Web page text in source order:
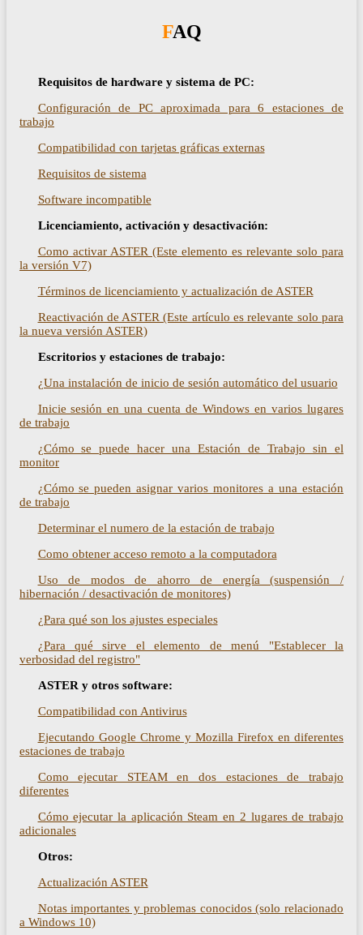
FAQ
Requisitos de hardware y sistema de PC:
Configuración de PC aproximada para 6 estaciones de
trabajo
Compatibilidad con tarjetas gráficas externas
Requisitos de sistema
Software incompatible
Licenciamiento, activación y desactivación:
Como activar ASTER (Este elemento es relevante solo para
la versión V7)
Términos de licenciamiento y actualización de ASTER
Reactivación de ASTER (Este artículo es relevante solo para
la nueva versión ASTER)
Escritorios y estaciones de trabajo:
¿Una instalación de inicio de sesión automático del usuario
Inicie sesión en una cuenta de Windows en varios lugares
de trabajo
¿Cómo se puede hacer una Estación de Trabajo sin el
monitor
¿Cómo se pueden asignar varios monitores a una estación
de trabajo
Determinar el numero de la estación de trabajo
Como obtener acceso remoto a la computadora
Uso de modos de ahorro de energía (suspensión /
hibernación / desactivación de monitores)
¿Para qué son los ajustes especiales
¿Para qué sirve el elemento de menú "Establecer la
verbosidad del registro"
ASTER y otros software:
Compatibilidad con Antivirus
Ejecutando Google Chrome y Mozilla Firefox en diferentes
estaciones de trabajo
Como ejecutar STEAM en dos estaciones de trabajo
diferentes
Cómo ejecutar la aplicación Steam en 2 lugares de trabajo
adicionales
Otros:
Actualización ASTER
Notas importantes y problemas conocidos (solo relacionado
a Windows 10)